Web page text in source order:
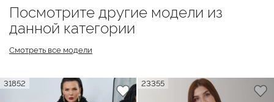
Посмотрите другие модели из
данной категории
Смотреть все модели
31852 23355